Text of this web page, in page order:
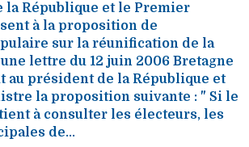
la République et le Premier
à la proposition de
sur la réunification de la
lettre du 12 juin 2006 Bretagne
au président de la République et
la proposition suivante : " Si le
à consulter les électeurs, les
de...